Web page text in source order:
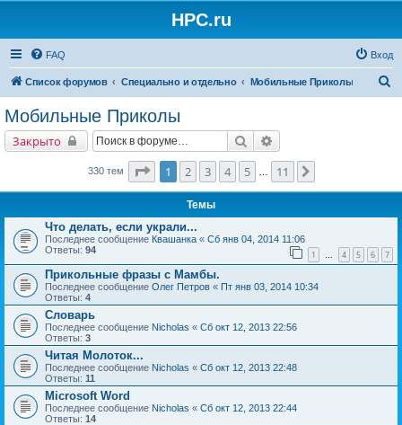
HPC.ru
FAQ Вход
Список форумов Специально и отдельно Мобильные Приколы
Мобильные Приколы
Закрыто Поиск
330 тем Страница1 из
1 2 3 4 5 11
Темы
Что делать, если украли...
Последнее сообщение Квашанка « Сб янв 04, 2014 11:06
Ответы: 94 1 … 4 5 6 7
Прикольные фразы с Мамбы.
Последнее сообщение Олег Петров « Пт янв 03, 2014 10:34
Ответы: 4
Словарь
Последнее сообщение Nicholas « Сб окт 12, 2013 22:56
Ответы: 3
Читая Молоток...
Последнее сообщение Nicholas « Сб окт 12, 2013 22:48
Ответы: 11
Microsoft Word
Последнее сообщение Nicholas « Сб окт 12, 2013 22:44
Ответы: 14